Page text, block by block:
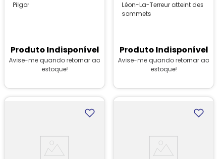
Pilgor
Produto Indisponível
Avise-me quando retornar ao
estoque!
Léon-La-Terreur atteint des
sommets
Produto Indisponível
Avise-me quando retornar ao
estoque!